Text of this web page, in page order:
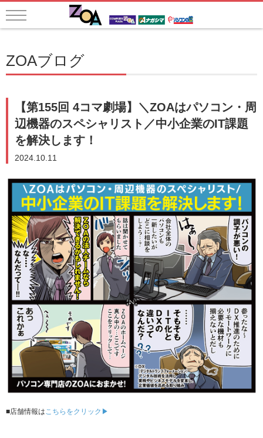
ZOAブログ
【第155回 4コマ劇場】＼ZOAはパソコン・周
辺機器のスペシャリスト／中小企業のIT課題
を解決します！
2024.10.11
■店舗情報はこちらをクリック▶